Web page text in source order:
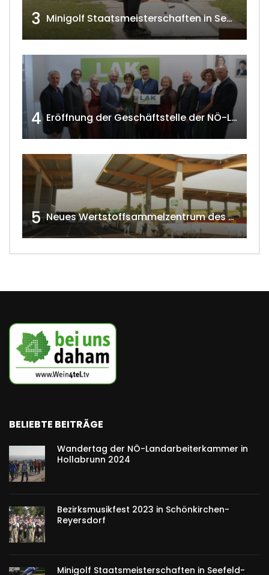
3 Minigolf Staatsmeisterschaften in Seefeld-Kadolz w4tv174
4 Eröffnung der Geschäftstelle der NÖ-Landarbeiterkammer in Mistelbach w4tv174
5 Neues Wertstoffsammelzentrum des G.V.U.
BELIEBTE BEITRÄGE
Wandertag der NÖ-Landarbeiterkammer in
Hollabrunn 2024
Bezirksmusikfest 2023 in Schönkirchen-
Reyersdorf
Minigolf Staatsmeisterschaften in Seefeld-